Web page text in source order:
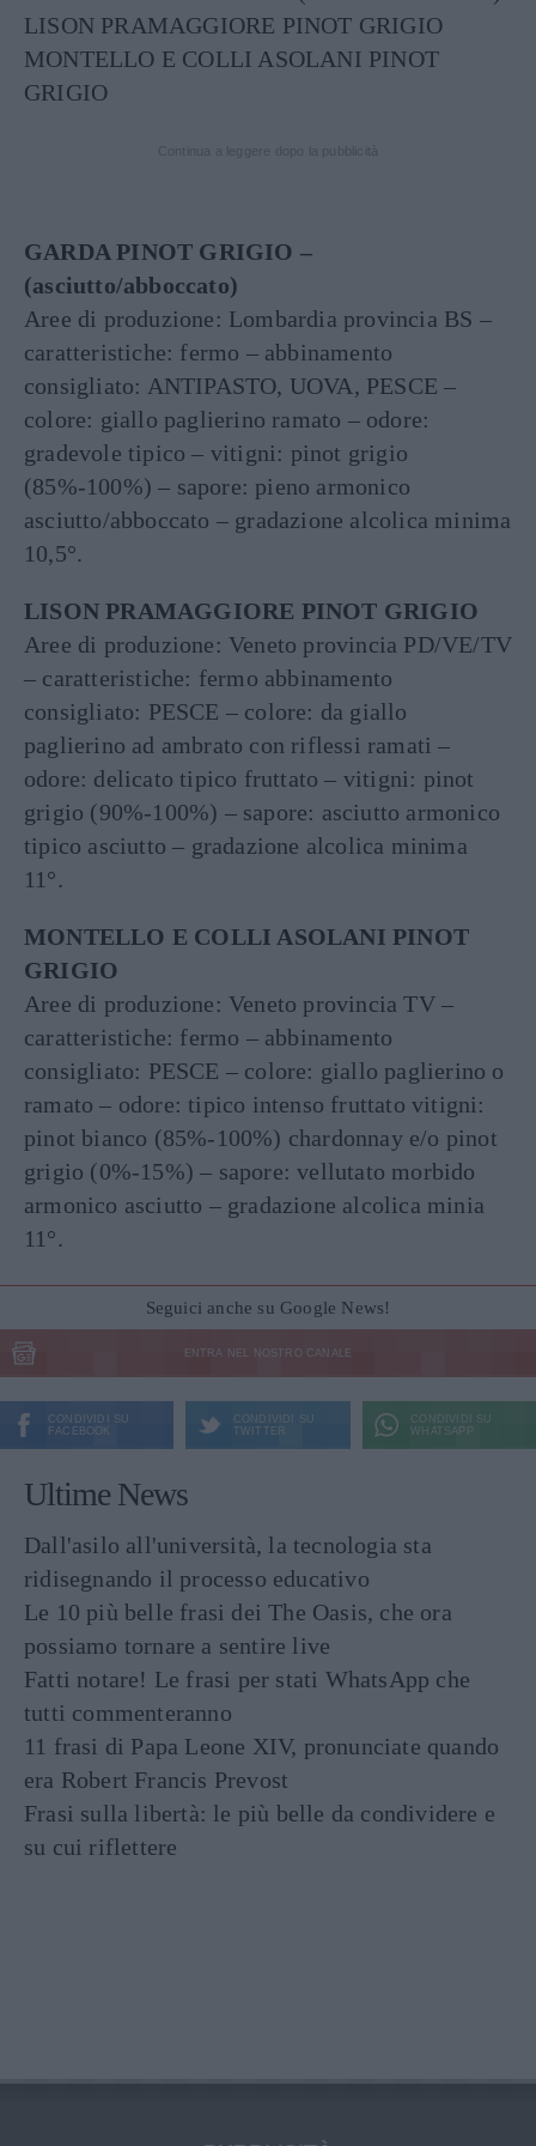
LISON PRAMAGGIORE PINOT GRIGIO
MONTELLO E COLLI ASOLANI PINOT
GRIGIO
GARDA PINOT GRIGIO –
(asciutto/abboccato)
Aree di produzione: Lombardia provincia BS –
caratteristiche: fermo – abbinamento
consigliato: ANTIPASTO, UOVA, PESCE –
colore: giallo paglierino ramato – odore:
gradevole tipico – vitigni: pinot grigio
(85%-100%) – sapore: pieno armonico
asciutto/abboccato – gradazione alcolica minima
10,5°.
LISON PRAMAGGIORE PINOT GRIGIO
Aree di produzione: Veneto provincia PD/VE/TV
– caratteristiche: fermo abbinamento
consigliato: PESCE – colore: da giallo
paglierino ad ambrato con riflessi ramati –
odore: delicato tipico fruttato – vitigni: pinot
grigio (90%-100%) – sapore: asciutto armonico
tipico asciutto – gradazione alcolica minima
11°.
MONTELLO E COLLI ASOLANI PINOT
GRIGIO
Aree di produzione: Veneto provincia TV –
caratteristiche: fermo – abbinamento
consigliato: PESCE – colore: giallo paglierino o
ramato – odore: tipico intenso fruttato vitigni:
pinot bianco (85%-100%) chardonnay e/o pinot
grigio (0%-15%) – sapore: vellutato morbido
armonico asciutto – gradazione alcolica minia
11°.
Seguici anche su Google News!
ENTRA NEL NOSTRO CANALE
CONDIVIDI SU
FACEBOOK
CONDIVIDI SU
TWITTER
CONDIVIDI SU
WHATSAPP
Ultime News
Dall'asilo all'università, la tecnologia sta
ridisegnando il processo educativo
Le 10 più belle frasi dei The Oasis, che ora
possiamo tornare a sentire live
Fatti notare! Le frasi per stati WhatsApp che
tutti commenteranno
11 frasi di Papa Leone XIV, pronunciate quando
era Robert Francis Prevost
Frasi sulla libertà: le più belle da condividere e
su cui riflettere